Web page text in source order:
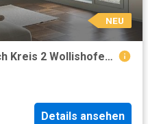
NEU
2½ room apartment in Zürich Kreis 2 Wollishofen, furnished, temporary
Details ansehen